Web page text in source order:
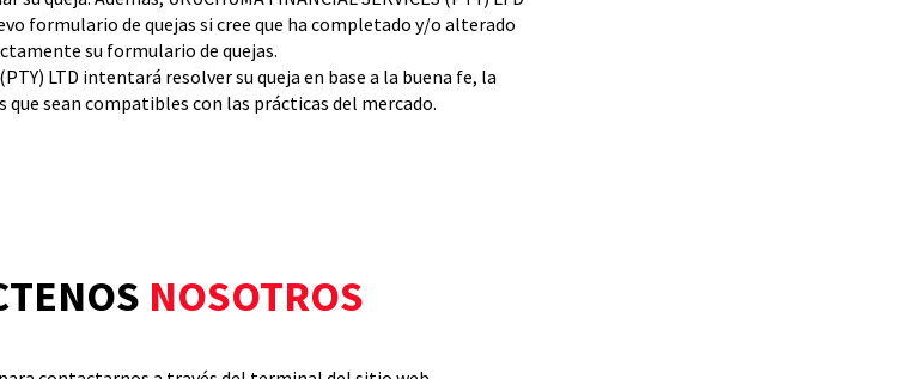
formulario de quejas si cree que ha completado y/o alterado
su formulario de quejas.
(PTY) LTD intentará resolver su queja en base a la buena fe, la
que sean compatibles con las prácticas del mercado.
NOSOTROS